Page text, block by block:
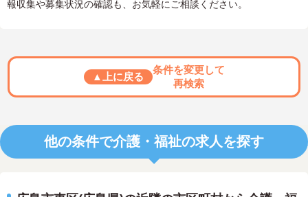
報収集や募集状況の確認も、お気軽にご相談ください。
▲上に戻る
条件を変更して
再検索
他の条件で介護・福祉の求人を探す